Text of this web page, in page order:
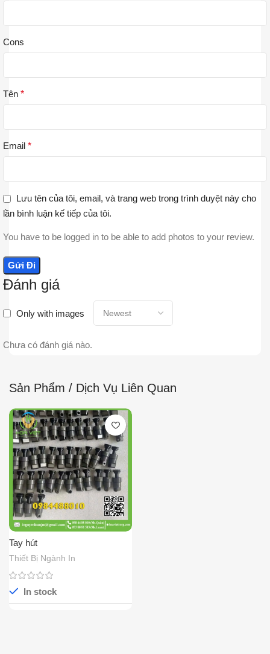
Đánh giá
Only with images
Chưa có đánh giá nào.
Cons
Tên *
Email *
Lưu tên của tôi, email, và trang web trong trình duyệt này cho
lần bình luận kế tiếp của tôi.
You have to be logged in to be able to add photos to your review.
Sản Phẩm / Dịch Vụ Liên Quan
Tay hút
Thiết Bị Ngành In
In stock